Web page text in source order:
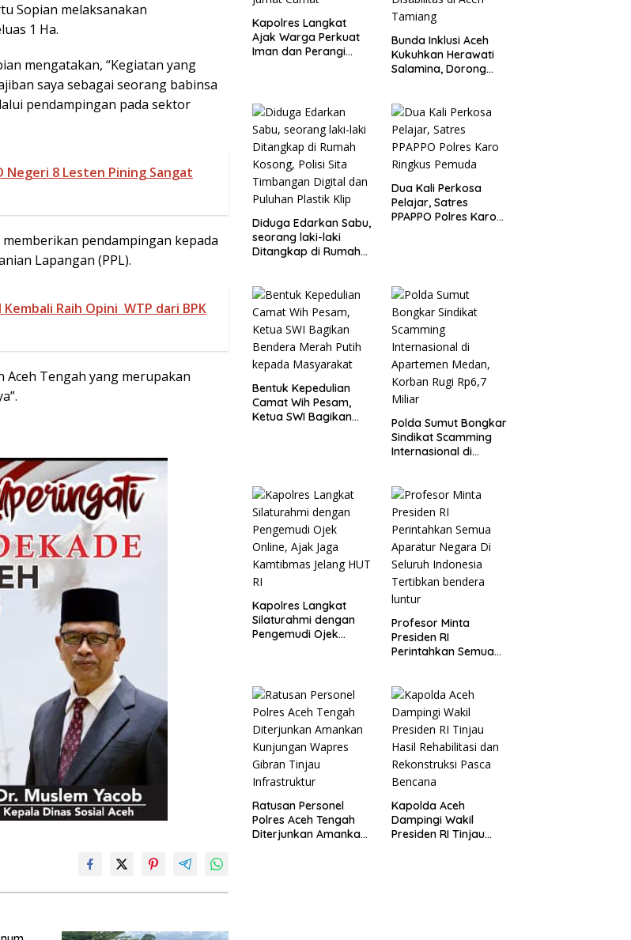
Sopian melaksanakan
1 Ha.
mengatakan, “Kegiatan yang
saya sebagai seorang babinsa
pendampingan pada sektor
Negeri 8 Lesten Pining Sangat
pendampingan kepada
Lapangan (PPL).
Raih Opini WTP dari BPK
Aceh Tengah yang merupakan
Kapolres Langkat
Ajak Warga Perkuat
Iman dan Perangi
Bunda Inklusi Aceh
Kukuhkan Herawati
Salamina, Dorong
Tamiang
Diduga Edarkan Sabu,
seorang laki-laki
Ditangkap di Rumah
dan Puluhan Plastik
Klip
Dua Kali Perkosa
Pelajar, Satres
PPAPPO Polres Karo
Bentuk Kepedulian
Camat Wih Pesam,
Ketua SWI Bagikan
Polda Sumut Bongkar
Sindikat Scamming
Internasional di
Miliar
Kapolres Langkat
Silaturahmi dengan
Pengemudi Ojek
Profesor Minta
Presiden RI
Perintahkan Semua
Tertibkan bendera
luntur
Ratusan Personel
Polres Aceh Tengah
Diterjunkan Amankan
Kapolda Aceh
Dampingi Wakil
Presiden RI Tinjau